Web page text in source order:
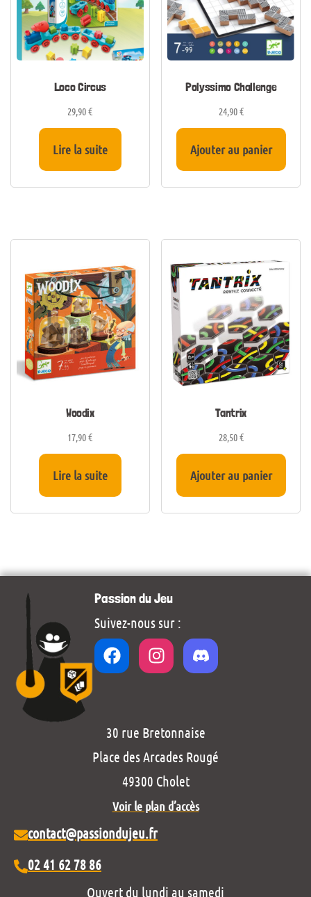
Loco Circus
29,90€
Lire la suite
Polyssimo Challenge
24,90€
Ajouter au panier
Woodix
17,90€
Lire la suite
Tantrix
28,50€
Ajouter au panier
Passion du Jeu
Suivez-nous sur :
30 rue Bretonnaise
Place des Arcades Rougé
49300 Cholet
Voir le plan d’accès
contact@passiondujeu.fr
02 41 62 78 86
Ouvert du lundi au samedi